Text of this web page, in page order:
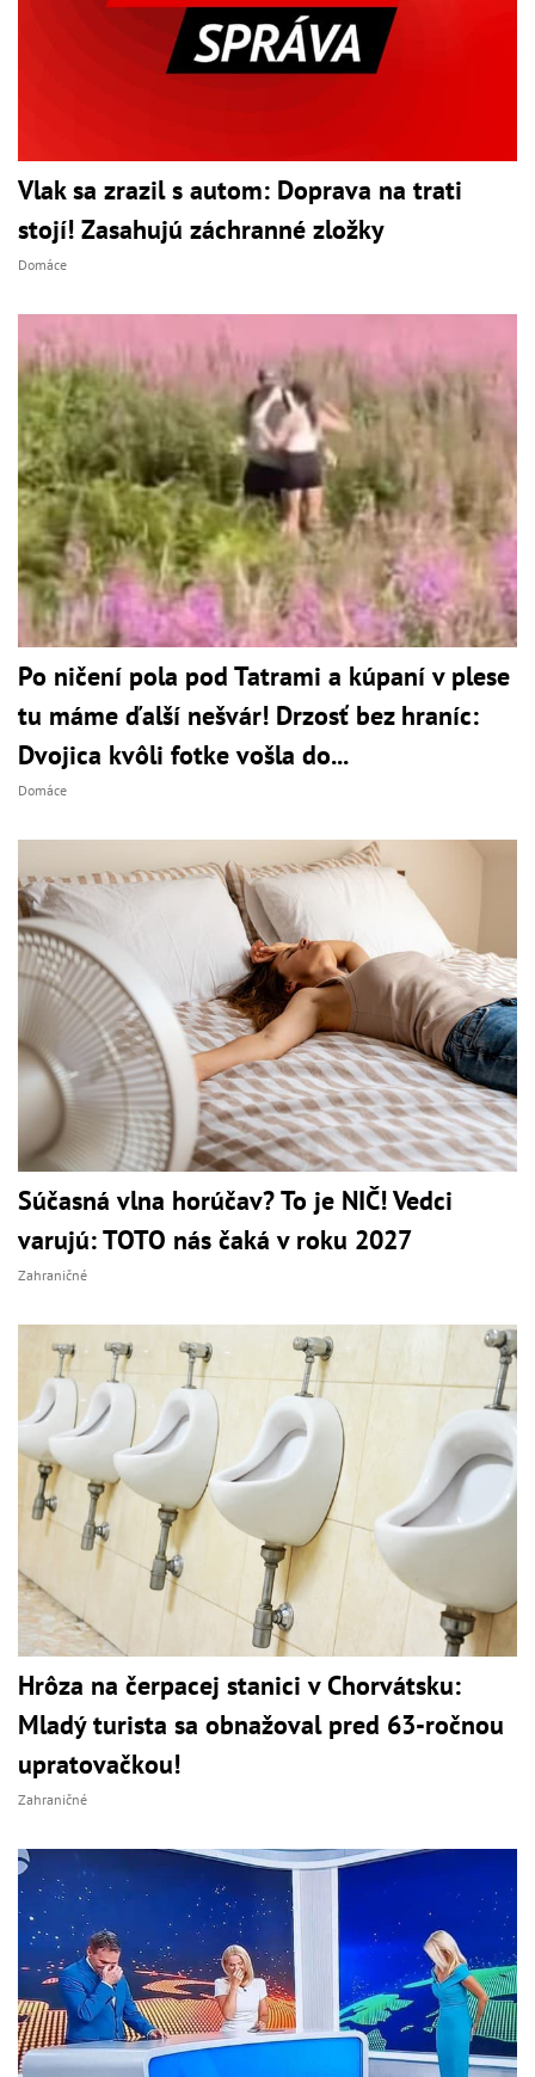
Vlak sa zrazil s autom: Doprava na trati
stojí! Zasahujú záchranné zložky
Domáce
Po ničení pola pod Tatrami a kúpaní v plese
tu máme ďalší nešvár! Drzosť bez hraníc:
Dvojica kvôli fotke vošla do...
Domáce
Súčasná vlna horúčav? To je NIČ! Vedci
varujú: TOTO nás čaká v roku 2027
Zahraničné
Hrôza na čerpacej stanici v Chorvátsku:
Mladý turista sa obnažoval pred 63-ročnou
upratovačkou!
Zahraničné